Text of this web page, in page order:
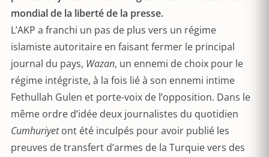
mondial de la liberté de la presse.
L’AKP a franchi un pas de plus vers un régime
islamiste autoritaire en faisant fermer le principal
journal du pays, Wazan, un ennemi de choix pour le
régime intégriste, à la fois lié à son ennemi intime
Fethullah Gulen et porte-voix de l’opposition. Dans le
même ordre d’idée deux journalistes du quotidien
Cumhuriyetont été inculpés pour avoir publié les
preuves de transfert d’armes de la Turquie vers des